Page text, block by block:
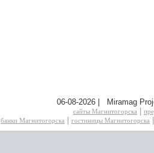
06-08-2026 | Miramag
сайты Магнитогорска
банки Магнитогорска
гостиницы Магнитогорска